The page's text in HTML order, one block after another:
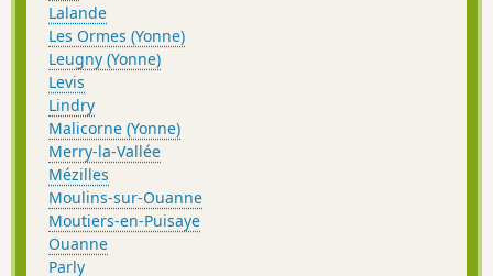
Lalande
Les Ormes (Yonne)
Leugny (Yonne)
Levis
Lindry
Malicorne (Yonne)
Merry-la-Vallée
Mézilles
Moulins-sur-Ouanne
Moutiers-en-Puisaye
Ouanne
Parly